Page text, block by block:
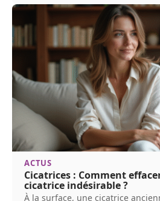
ACTUS
Cicatrices : Comment
cicatrice indésirable ?
À la surface, une cicatrice